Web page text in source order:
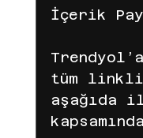
Influencer
Hepsiburada
İçerik
tüm
aşağıda